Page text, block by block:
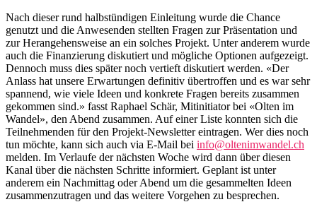
Nach dieser rund halbstündigen Einleitung wurde die Chance
genutzt und die Anwesenden stellten Fragen zur Präsentation und
zur Herangehensweise an ein solches Projekt. Unter anderem wurde
auch die Finanzierung diskutiert und mögliche Optionen aufgezeigt.
Dennoch muss dies später noch vertieft diskutiert werden. «Der
Anlass hat unsere Erwartungen definitiv übertroffen und es war sehr
spannend, wie viele Ideen und konkrete Fragen bereits zusammen
gekommen sind.» fasst Raphael Schär, Mitinitiator bei «Olten im
Wandel», den Abend zusammen. Auf einer Liste konnten sich die
Teilnehmenden für den Projekt-Newsletter eintragen. Wer dies noch
tun möchte, kann sich auch via E-Mail bei info@oltenimwandel.ch
melden. Im Verlaufe der nächsten Woche wird dann über diesen
Kanal über die nächsten Schritte informiert. Geplant ist unter
anderem ein Nachmittag oder Abend um die gesammelten Ideen
zusammenzutragen und das weitere Vorgehen zu besprechen.